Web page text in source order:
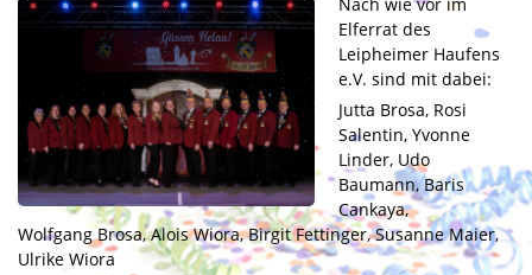
Elferrat des
Leipheimer Haufens
e.V. sind mit dabei:
Jutta Brosa, Rosi
Salentin, Yvonne
Linder, Udo
Baumann, Baris
Cankaya,
Wolfgang Brosa, Alois Wiora, Birgit Fettinger, Susanne Maier,
Ulrike Wiora